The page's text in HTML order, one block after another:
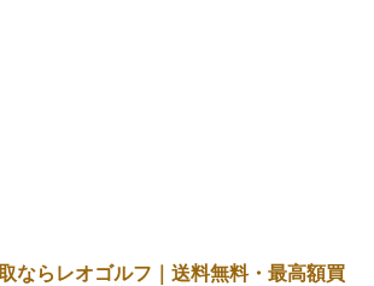
ならレオゴルフ｜送料無料・最高額買